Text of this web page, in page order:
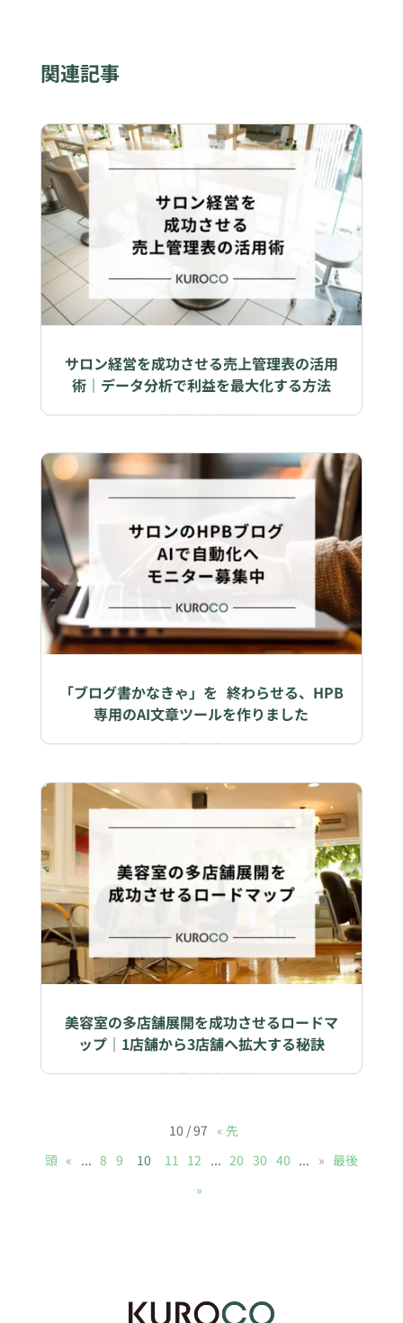
関連記事
サロン経営を成功させる売上管理表の活用
術｜データ分析で利益を最大化する方法
2026年5月15日|ビジネス
「ブログ書かなきゃ」を 終わらせる、HPB
専用のAI文章ツールを作りました
2026年5月11日|ビジネス
美容室の多店舗展開を成功させるロードマ
ップ｜1店舗から3店舗へ拡大する秘訣
2026年5月08日|ビジネス
10 / 97 « 先
頭 « ... 8 9 10 11 12 ... 20 30 40 ... » 最後
»